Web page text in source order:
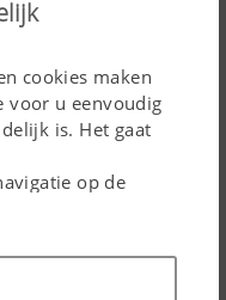
cookies maken
voor u eenvoudig
is. Het gaat
op de
om uw
deze website